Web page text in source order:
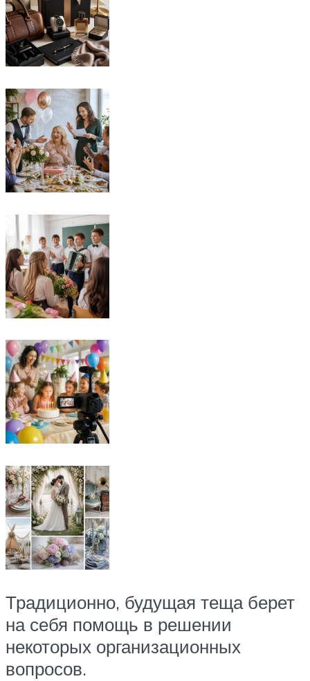
Традиционно, будущая теща берет
на себя помощь в решении
некоторых организационных
вопросов.